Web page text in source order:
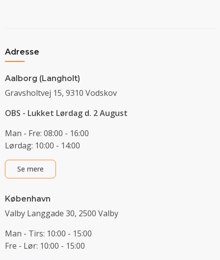
Adresse
Aalborg (Langholt)
Gravsholtvej 15, 9310 Vodskov
OBS - Lukket Lørdag d. 2 August
Man - Fre: 08:00 - 16:00
Lørdag: 10:00 - 14:00
Se mere
København
Valby Langgade 30, 2500 Valby
Man - Tirs: 10:00 - 15:00
Fre - Lør: 10:00 - 15:00